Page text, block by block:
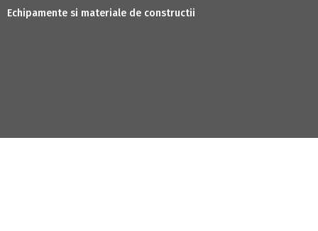
Echipamente si materiale de constructii